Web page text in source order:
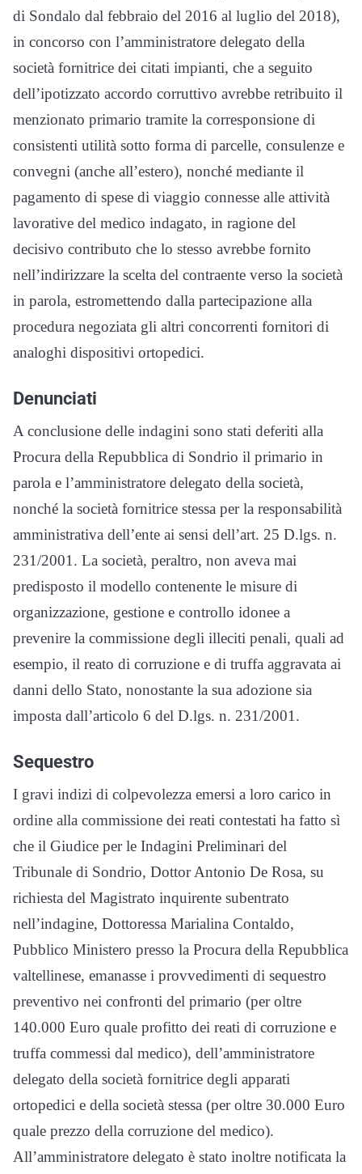
di Sondalo dal febbraio del 2016 al luglio del 2018),
in concorso con l’amministratore delegato della
società fornitrice dei citati impianti, che a seguito
dell’ipotizzato accordo corruttivo avrebbe retribuito il
menzionato primario tramite la corresponsione di
consistenti utilità sotto forma di parcelle, consulenze e
convegni (anche all’estero), nonché mediante il
pagamento di spese di viaggio connesse alle attività
lavorative del medico indagato, in ragione del
decisivo contributo che lo stesso avrebbe fornito
nell’indirizzare la scelta del contraente verso la società
in parola, estromettendo dalla partecipazione alla
procedura negoziata gli altri concorrenti fornitori di
analoghi dispositivi ortopedici.
Denunciati
A conclusione delle indagini sono stati deferiti alla
Procura della Repubblica di Sondrio il primario in
parola e l’amministratore delegato della società,
nonché la società fornitrice stessa per la responsabilità
amministrativa dell’ente ai sensi dell’art. 25 D.lgs. n.
231/2001. La società, peraltro, non aveva mai
predisposto il modello contenente le misure di
organizzazione, gestione e controllo idonee a
prevenire la commissione degli illeciti penali, quali ad
esempio, il reato di corruzione e di truffa aggravata ai
danni dello Stato, nonostante la sua adozione sia
imposta dall’articolo 6 del D.lgs. n. 231/2001.
Sequestro
I gravi indizi di colpevolezza emersi a loro carico in
ordine alla commissione dei reati contestati ha fatto sì
che il Giudice per le Indagini Preliminari del
Tribunale di Sondrio, Dottor Antonio De Rosa, su
richiesta del Magistrato inquirente subentrato
nell’indagine, Dottoressa Marialina Contaldo,
Pubblico Ministero presso la Procura della Repubblica
valtellinese, emanasse i provvedimenti di sequestro
preventivo nei confronti del primario (per oltre
140.000 Euro quale profitto dei reati di corruzione e
truffa commessi dal medico), dell’amministratore
delegato della società fornitrice degli apparati
ortopedici e della società stessa (per oltre 30.000 Euro
quale prezzo della corruzione del medico).
All’amministratore delegato è stato inoltre notificata la